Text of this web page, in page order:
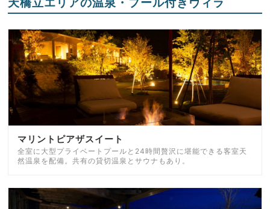
マリントピアザスイート
全室に大型プライベートプールと24時間贅沢に堪能できる客室天
然温泉を配備。共有の貸切温泉とサウナもあり。